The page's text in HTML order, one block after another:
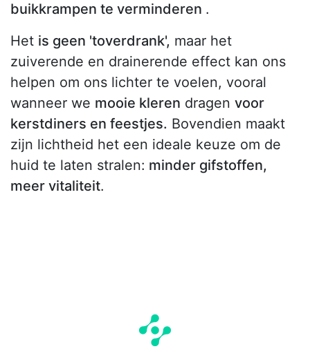
buikkrampen te verminderen .
Het is geen 'toverdrank', maar het
zuiverende en drainerende effect kan ons
helpen om ons lichter te voelen, vooral
wanneer we mooie kleren dragen voor
kerstdiners en feestjes. Bovendien maakt
zijn lichtheid het een ideale keuze om de
huid te laten stralen: minder gifstoffen,
meer vitaliteit.